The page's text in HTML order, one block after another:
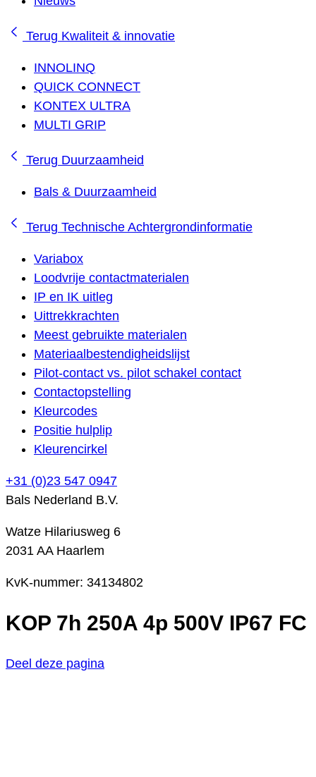
Terug Kwaliteit & innovatie
INNOLINQ
QUICK CONNECT
KONTEX ULTRA
MULTI GRIP
Terug Duurzaamheid
Bals & Duurzaamheid
Terug Technische Achtergrondinformatie
Variabox
Loodvrije contactmaterialen
IP en IK uitleg
Uittrekkrachten
Meest gebruikte materialen
Materiaalbestendigheidslijst
Pilot-contact vs. pilot schakel contact
Contactopstelling
Kleurcodes
Positie hulplip
Kleurencirkel
+31 (0)23 547 0947
Bals Nederland B.V.
Watze Hilariusweg 6
2031 AA Haarlem
KvK-nummer: 34134802
KOP 7h 250A 4p 500V IP67 FC
Deel deze pagina